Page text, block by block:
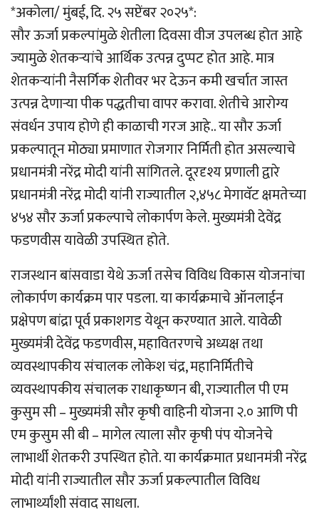
*अकोला/ मुंबई, दि. २५ सप्टेंबर २०२५*:
सौर ऊर्जा प्रकल्पांमुळे शेतीला दिवसा वीज उपलब्ध होत आहे
ज्यामुळे शेतकऱ्यांचे आर्थिक उत्पन्न दुप्पट होत आहे. मात्र
शेतकऱ्यांनी नैसर्गिक शेतीवर भर देऊन कमी खर्चात जास्त
उत्पन्न देणाऱ्या पीक पद्धतीचा वापर करावा. शेतीचे आरोग्य
संवर्धन उपाय होणे ही काळाची गरज आहे.. या सौर ऊर्जा
प्रकल्पातून मोठ्या प्रमाणात रोजगार निर्मिती होत असल्याचे
प्रधानमंत्री नरेंद्र मोदी यांनी सांगितले. दूरदृश्य प्रणाली द्वारे
प्रधानमंत्री नरेंद्र मोदी यांनी राज्यातील २,४५८ मेगावॅट क्षमतेच्या
४५४ सौर ऊर्जा प्रकल्पाचे लोकार्पण केले. मुख्यमंत्री देवेंद्र
फडणवीस यावेळी उपस्थित होते.
राजस्थान बांसवाडा येथे ऊर्जा तसेच विविध विकास योजनांचा
लोकार्पण कार्यक्रम पार पडला. या कार्यक्रमाचे ऑनलाईन
प्रक्षेपण बांद्रा पूर्व प्रकाशगड येथून करण्यात आले. यावेळी
मुख्यमंत्री देवेंद्र फडणवीस, महावितरणचे अध्यक्ष तथा
व्यवस्थापकीय संचालक लोकेश चंद्र, महानिर्मितीचे
व्यवस्थापकीय संचालक राधाकृष्णन बी, राज्यातील पी एम
कुसुम सी – मुख्यमंत्री सौर कृषी वाहिनी योजना २.० आणि पी
एम कुसुम सी बी – मागेल त्याला सौर कृषी पंप योजनेचे
लाभार्थी शेतकरी उपस्थित होते. या कार्यक्रमात प्रधानमंत्री नरेंद्र
मोदी यांनी राज्यातील सौर ऊर्जा प्रकल्पातील विविध
लाभार्थ्यांशी संवाद साधला.